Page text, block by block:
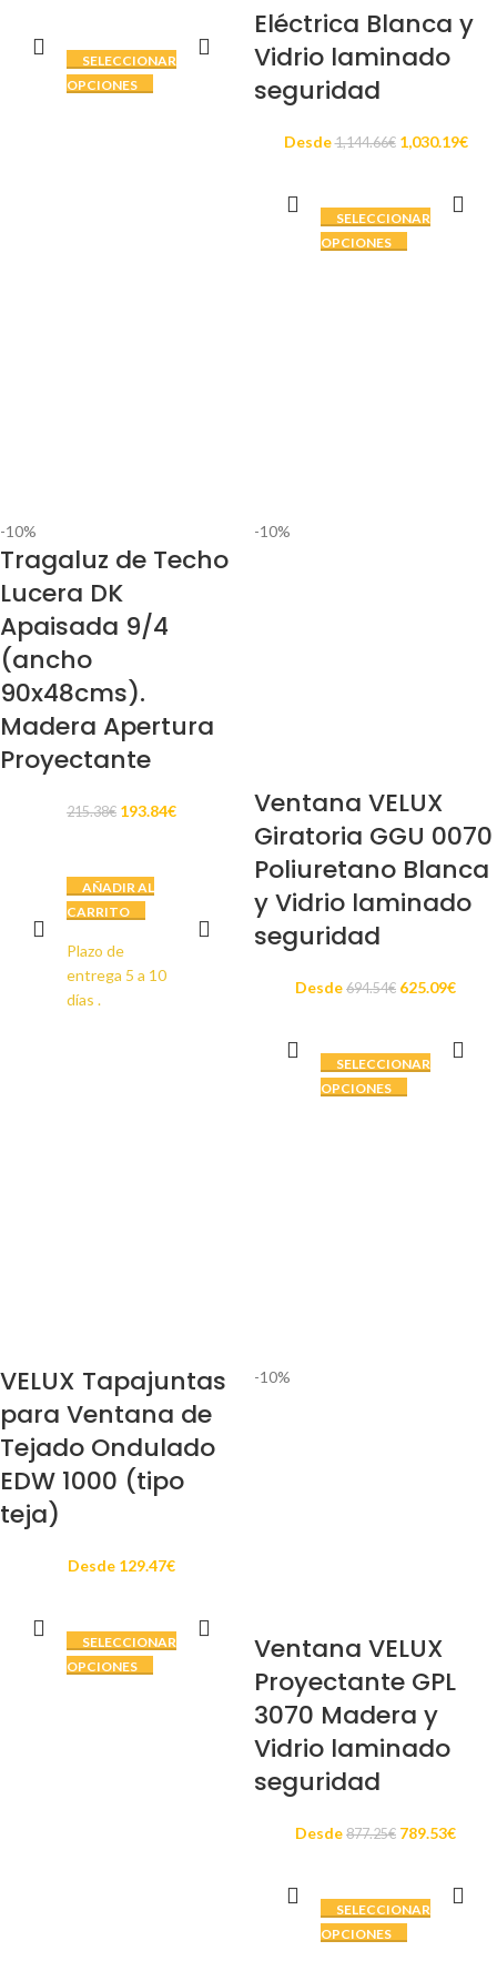
SELECCIONAR
OPCIONES
Eléctrica Blanca y
Vidrio laminado
seguridad
Desde 1,144.66€ 1,030.19€
SELECCIONAR
OPCIONES
-10%
Tragaluz de Techo
Lucera DK
Apaisada 9/4
(ancho
90x48cms).
Madera Apertura
Proyectante
215.38€ 193.84€
AÑADIR AL
CARRITO
Plazo de
entrega 5 a 10
días .
-10%
Ventana VELUX
Giratoria GGU 0070
Poliuretano Blanca
y Vidrio laminado
seguridad
Desde 694.54€ 625.09€
SELECCIONAR
OPCIONES
VELUX Tapajuntas
para Ventana de
Tejado Ondulado
EDW 1000 (tipo
teja)
Desde 129.47€
SELECCIONAR
OPCIONES
-10%
Ventana VELUX
Proyectante GPL
3070 Madera y
Vidrio laminado
seguridad
Desde 877.25€ 789.53€
SELECCIONAR
OPCIONES